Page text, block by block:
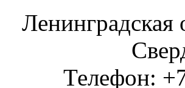
Ленинградская
Телефон: